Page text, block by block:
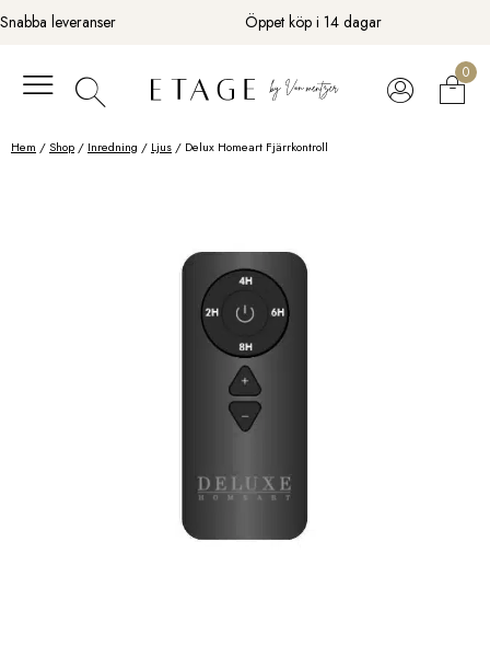
Fortsätt
till
Snabba leveranser Öppet köp i 14 dagar
0
Hem /Shop / Inredning / Ljus / Delux Homeart Fjärrkontroll